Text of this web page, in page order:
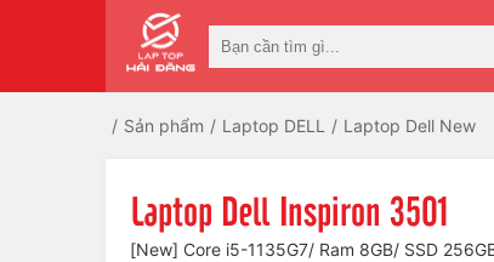
Sản phẩm Laptop DELL Laptop Dell New
Laptop Dell Inspiron 3501
[New] Core i5-1135G7/ Ram 8GB/ SSD